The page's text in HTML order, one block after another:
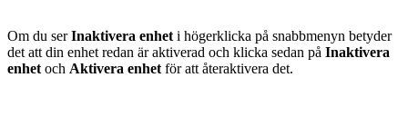
Om du serInaktivera enhet i högerklicka på snabbmenyn betyder
det att din enhet redan är aktiverad och klicka sedan på Inaktivera
enhet och Aktivera enhet för att återaktivera det.